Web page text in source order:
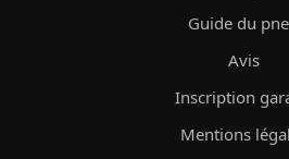
Guide du
Avis
Inscription
Mentions